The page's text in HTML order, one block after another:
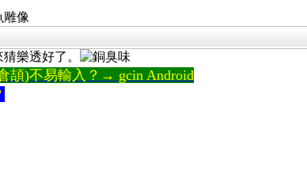
雕像
樂透好了。
頡)不易輸入？→ gcin Android